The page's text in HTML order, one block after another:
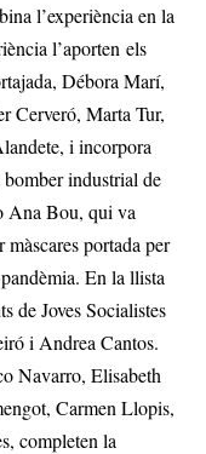
l’experiència en la
l’aporten els
Débora Marí,
Cerveró, Marta Tur,
i incorpora
industrial de
Ana Bou, qui va
portada per
En la llista
de Joves Socialistes
i Andrea Cantos.
Navarro, Elisabeth
Carmen Llopis,
completen la